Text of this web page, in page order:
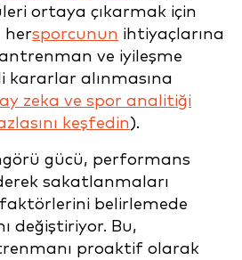
ortaya çıkarmak için
hersporcunun ihtiyaçlarına
ve iyileşme
kararlar alınmasına
zeka ve spor analitiği
keşfedin).
gücü, performans
sakatlanmaları
belirlemede
değiştiriyor. Bu,
proaktif olarak